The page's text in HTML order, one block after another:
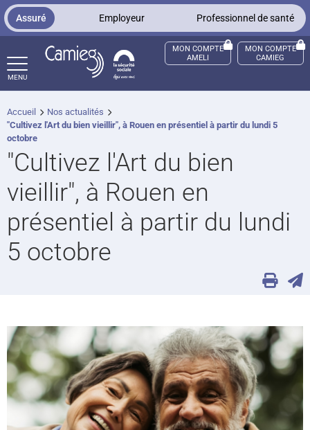
Panneau de gestion des cookies
Assuré Employeur Professionnel de santé
MENU
sourds et malentendants
MON COMPTE
AMELI
MON COMPTE
CAMIEG
Accueil
Nos actualités
"Cultivez l'Art du bien vieillir", à Rouen en présentiel à partir du lundi 5
octobre
"Cultivez l'Art du bien
vieillir", à Rouen en
présentiel à partir du lundi
5 octobre